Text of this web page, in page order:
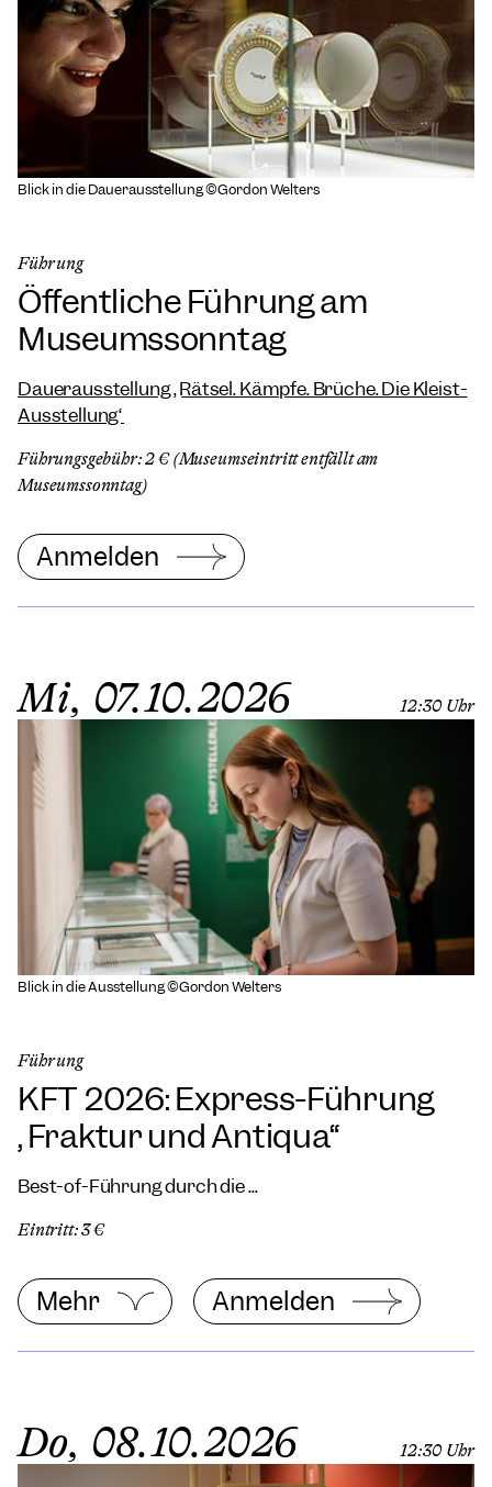
Blick in die Dauerausstellung ©Gordon Welters
Führung
Öffentliche Führung am
Museumssonntag
Dauerausstellung „Rätsel. Kämpfe. Brüche. Die Kleist-
Ausstellung“
Führungsgebühr: 2 € (Museumseintritt entfällt am
Museumssonntag)
Anmelden
Mi, 07.10.2026 12:30 Uhr
Blick in die Ausstellung ©Gordon Welters
Führung
KFT 2026: Express-Führung
„Fraktur und Antiqua“
Best-of-Führung durch die ...
Eintritt: 3 €
Mehr Anmelden
Do, 08.10.2026 12:30 Uhr